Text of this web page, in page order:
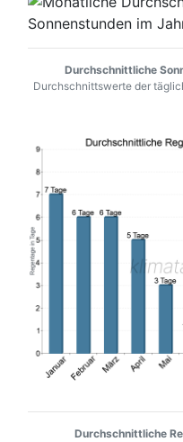
Durchschnittliche
Durchschnittswerte der
Durchschnittliche